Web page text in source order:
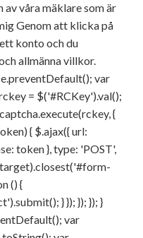
av våra mäklare som är
Genom att klicka på
konto och du
allmänna villkor.
var
= $('#RCKey').val();
{
{ $.ajax({ url:
token }, type: 'POST',
() {
} }); }); }); }
var